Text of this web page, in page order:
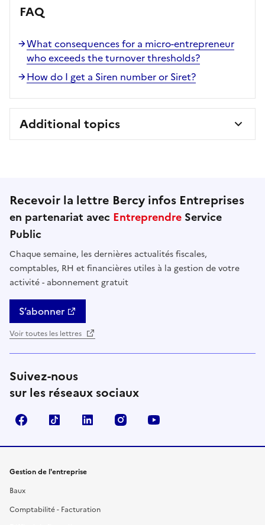
FAQ
What consequences for a micro-entrepreneur
who exceeds the turnover thresholds?
How do I get a Siren number or Siret?
Additional topics
Recevoir la lettre Bercy infos Entreprises
en partenariat avec Entreprendre Service
Public
Chaque semaine, les dernières actualités fiscales,
comptables, RH et financières utiles à la gestion de votre
activité - abonnement gratuit
S’abonner
Voir toutes les lettres
Suivez-nous
sur les réseaux sociaux
FacebookTikTok Linkedin Instagram
Gestion de l'entreprise
Baux
Comptabilité - Facturation